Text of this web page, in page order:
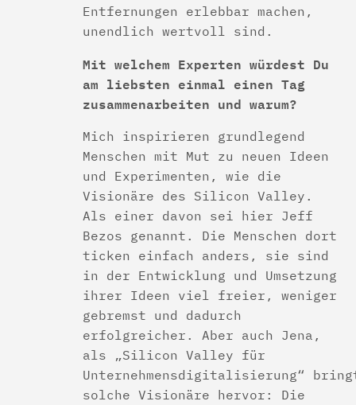
Entfernungen erlebbar machen,
unendlich wertvoll sind.
Mit welchem Experten würdest Du
am liebsten einmal einen Tag
zusammenarbeiten und warum?
Mich inspirieren grundlegend
Menschen mit Mut zu neuen Ideen
und Experimenten, wie die
Visionäre des Silicon Valley.
Als einer davon sei hier Jeff
Bezos genannt. Die Menschen dort
ticken einfach anders, sie sind
in der Entwicklung und Umsetzung
ihrer Ideen viel freier, weniger
gebremst und dadurch
erfolgreicher. Aber auch Jena,
als „Silicon Valley für
Unternehmensdigitalisierung“
solche Visionäre hervor: Die